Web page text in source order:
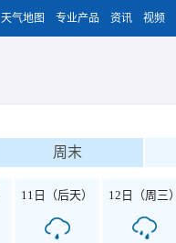
天气地图 专业产品 资讯 视频
周末
11日（后天） 12日（周三）